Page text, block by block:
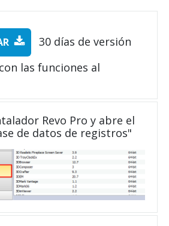
30 días de versión
las funciones al
Revo Pro y abre el
de datos de registros"